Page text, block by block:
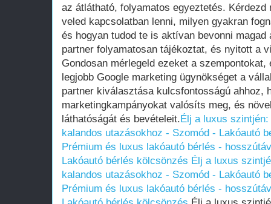
az átlátható, folyamatos egyeztetés. Kérdezd
veled kapcsolatban lenni, milyen gyakran
és hogyan tudod te is aktívan bevonni
partner folyamatosan tájékoztat, és nyitott a
Gondosan mérlegeld ezeket a
legjobb Google marketing ügynökséget a
partner kiválasztása kulcsfontosságú ahhoz,
marketingkampányokat valósíts meg, és
láthatóságát és bevételeit.Élj a luxus
kalandos utazásokhoz - Szomód - Lakóautó
Prémium és luxus lakóautó bérlés -
Lakóautó bérlés kölcsönzés Élj a luxus
kalandos utazásokhoz - Szomód - Lakóautó
Prémium és luxus lakóautó bérlés -